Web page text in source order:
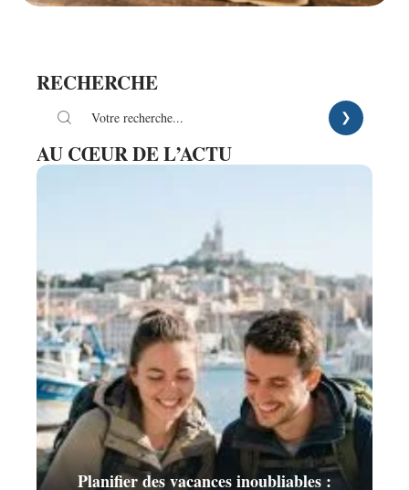
RECHERCHE
AU CŒUR DE L’ACTU
Planifier des vacances inoubliables :